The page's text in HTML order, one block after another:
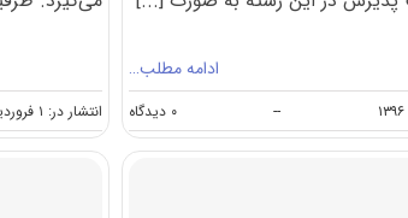
ادامه مطلب…
-- ۰ دیدگاه
ظرفیت
کنکور
انتشار در: ۱ فروردین, ۱۳۹۶